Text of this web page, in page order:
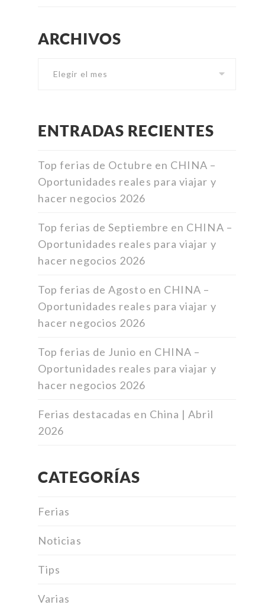
ARCHIVOS
ENTRADAS RECIENTES
Top ferias de Octubre en CHINA –
Oportunidades reales para viajar y
hacer negocios 2026
Top ferias de Septiembre en CHINA –
Oportunidades reales para viajar y
hacer negocios 2026
Top ferias de Agosto en CHINA –
Oportunidades reales para viajar y
hacer negocios 2026
Top ferias de Junio en CHINA –
Oportunidades reales para viajar y
hacer negocios 2026
Ferias destacadas en China | Abril
2026
CATEGORÍAS
Ferias
Noticias
Tips
Varias